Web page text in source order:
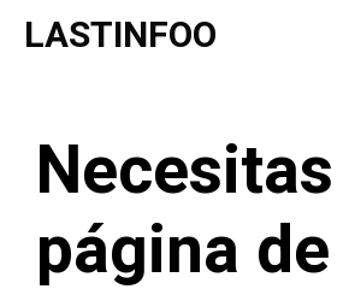
Saltar
LASTINFOO
página de